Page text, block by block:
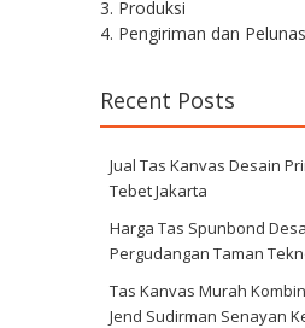
3. Produksi
4. Pengiriman dan
Recent Posts
Jual Tas Kanvas Desain
Tebet Jakarta
Harga Tas Spunbond
Pergudangan Taman
Tas Kanvas Murah
Jend Sudirman Senayan